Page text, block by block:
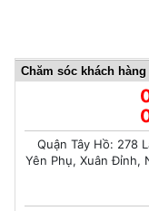
Chăm sóc khách hàng
Quận Tây Hồ: 278
Yên Phụ, Xuân Đỉnh,